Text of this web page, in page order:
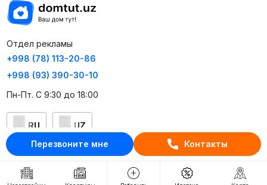
Перезвоните мне Контакты
Отдел рекламы
+998 (78) 113-20-86
+998 (93) 390-30-10
Пн-Пт. С 9:30 до 18:00
RU UZ
Контакты
О проекте